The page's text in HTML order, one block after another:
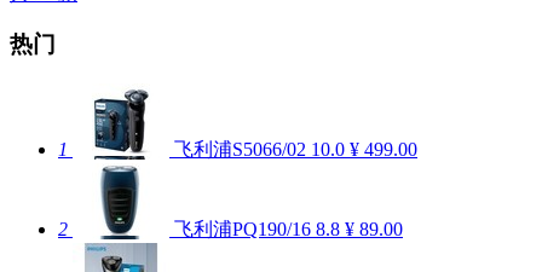
热门
1 飞利浦S5066/02 10.0 ¥ 499.00
2 飞利浦PQ190/16 8.8 ¥ 89.00